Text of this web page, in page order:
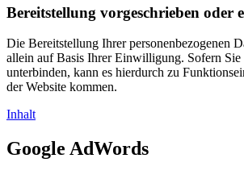
Bereitstellung vorgeschrieben oder
Die Bereitstellung Ihrer personenbezogenen
allein auf Basis Ihrer Einwilligung. Sofern
unterbinden, kann es hierdurch zu
der Website kommen.
Inhalt
Google AdWords